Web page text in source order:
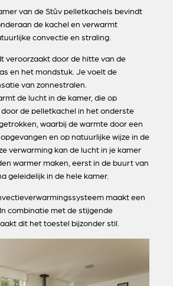
van de Stûv pelletkachels bevindt
de kachel en verwarmt
convectie en straling.
veroorzaakt door de hitte van de
en het mondstuk. Je voelt de
van zonnestralen.
de lucht in de kamer, die op
de pelletkachel in het onderste
waarbij de warmte door een
en op natuurlijke wijze in de
verwarming kan de lucht in je kamer
warmer maken, eerst in de buurt van
geleidelijk in de hele kamer.
maakt een
combinatie met de stijgende
dit het toestel bijzonder stil.